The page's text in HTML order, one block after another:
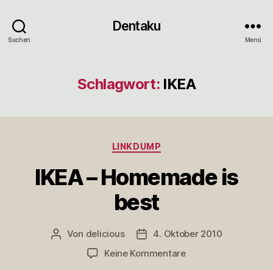
Suchen
Dentaku
Menü
Schlagwort: IKEA
Kategorien
LINKDUMP
IKEA – Homemade is
best
Beitragsautor
Von delicious Veröffentlichungsdatum
4. Oktober 2010
Keine Kommentarezu